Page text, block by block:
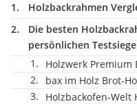
Holzbackrahmen
Die besten
persönlichen
Holzwerk Premium
bax im Holz Brot-
Holzbackofen-Welt